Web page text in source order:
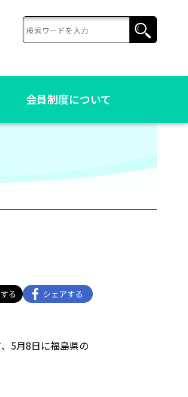
会員制度について
5月8日に福島県の